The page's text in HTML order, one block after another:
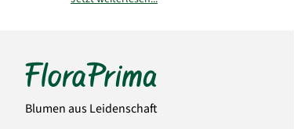
Blumen aus Leidenschaft